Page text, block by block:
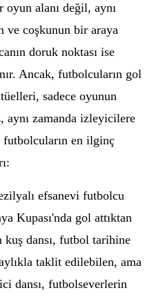
oyun alanı değil, aynı
ve coşkunun bir araya
doruk noktası ise
Ancak, futbolcuların gol
sadece oyunun
aynı zamanda izleyicilere
futbolcuların en ilginç
efsanevi futbolcu
Kupası'nda gol attıktan
kuş dansı, futbol tarihine
taklit edilebilen, ama
dansı, futbolseverlerin